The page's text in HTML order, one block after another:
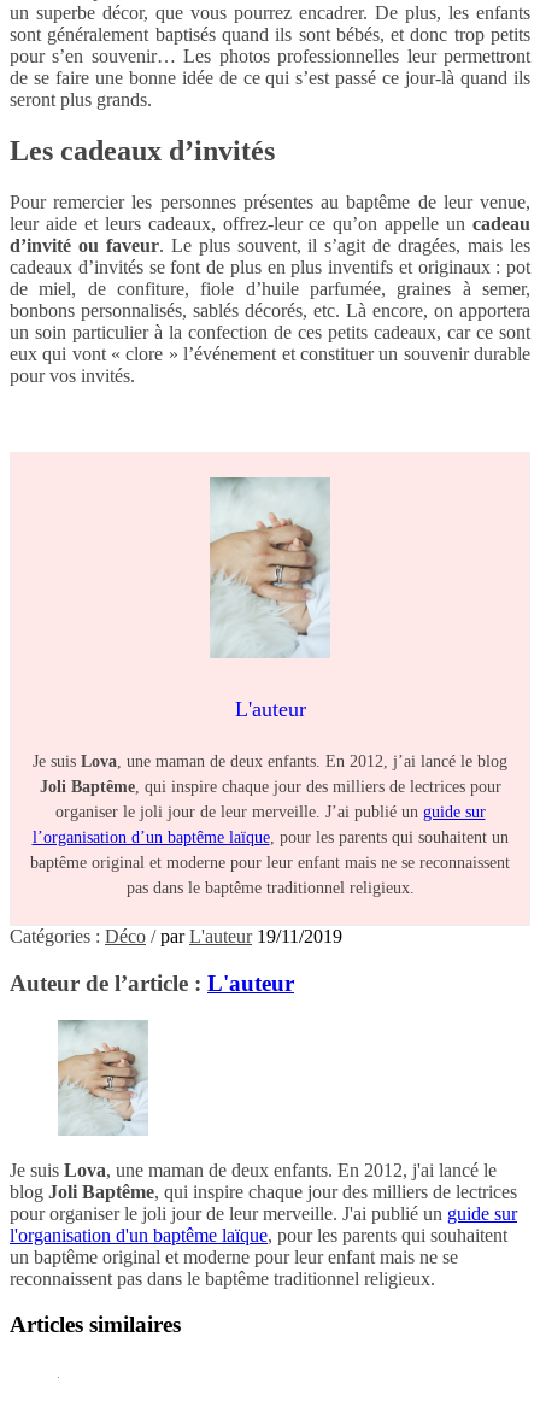
un superbe décor, que vous pourrez encadrer. De plus, les enfants
sont généralement baptisés quand ils sont bébés, et donc trop petits
pour s’en souvenir… Les photos professionnelles leur permettront
de se faire une bonne idée de ce qui s’est passé ce jour-là quand ils
seront plus grands.
Les cadeaux d’invités
Pour remercier les personnes présentes au baptême de leur venue,
leur aide et leurs cadeaux, offrez-leur ce qu’on appelle un cadeau
d’invité ou faveur. Le plus souvent, il s’agit de dragées, mais les
cadeaux d’invités se font de plus en plus inventifs et originaux : pot
de miel, de confiture, fiole d’huile parfumée, graines à semer,
bonbons personnalisés, sablés décorés, etc. Là encore, on apportera
un soin particulier à la confection de ces petits cadeaux, car ce sont
eux qui vont « clore » l’événement et constituer un souvenir durable
pour vos invités.
L'auteur
Je suis Lova, une maman de deux enfants. En 2012, j’ai lancé le blog
Joli Baptême, qui inspire chaque jour des milliers de lectrices pour
organiser le joli jour de leur merveille. J’ai publié un guide sur
l’organisation d’un baptême laïque, pour les parents qui souhaitent un
baptême original et moderne pour leur enfant mais ne se reconnaissent
pas dans le baptême traditionnel religieux.
Catégories : Déco /parL'auteur 19/11/2019
Auteur de l’article : L'auteur
Je suis Lova, une maman de deux enfants. En 2012, j'ai lancé le
blog Joli Baptême, qui inspire chaque jour des milliers de lectrices
pour organiser le joli jour de leur merveille. J'ai publié un guide sur
l'organisation d'un baptême laïque, pour les parents qui souhaitent
un baptême original et moderne pour leur enfant mais ne se
reconnaissent pas dans le baptême traditionnel religieux.
Articles similaires